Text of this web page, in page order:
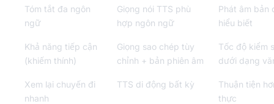
Tóm tắt đa ngôn
ngữ
Giọng nói TTS phù
hợp ngôn ngữ
Phát âm bản
hiểu biết
Khả năng tiếp cận
(khiếm thính)
Giọng sao chép tùy
chỉnh + bản phiên âm
Tốc độ kiểm
dưới dạng
Xem lại chuyến đi
nhanh
TTS di động bất kỳ
Thuận tiện
thực